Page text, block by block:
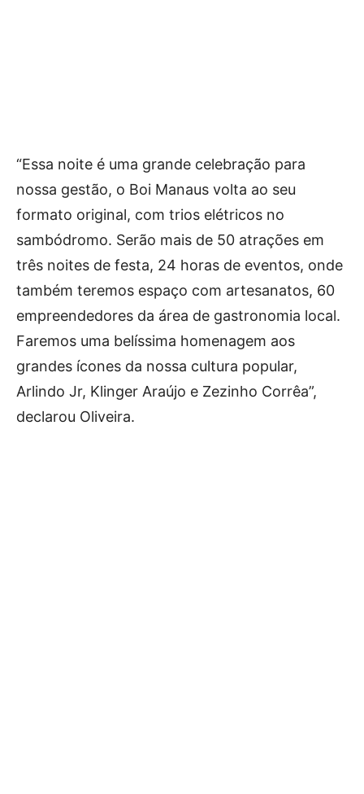
“Essa noite é uma grande celebração para
nossa gestão, o Boi Manaus volta ao seu
formato original, com trios elétricos no
sambódromo. Serão mais de 50 atrações em
três noites de festa, 24 horas de eventos, onde
também teremos espaço com artesanatos, 60
empreendedores da área de gastronomia local.
Faremos uma belíssima homenagem aos
grandes ícones da nossa cultura popular,
Arlindo Jr, Klinger Araújo e Zezinho Corrêa”,
declarou Oliveira.